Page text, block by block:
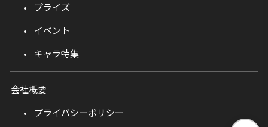
プライズ
イベント
キャラ特集
会社概要
プライバシーポリシー